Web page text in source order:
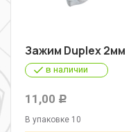
Зажим Duplex 2мм
в наличии
11,00 Р
В упаковке 10